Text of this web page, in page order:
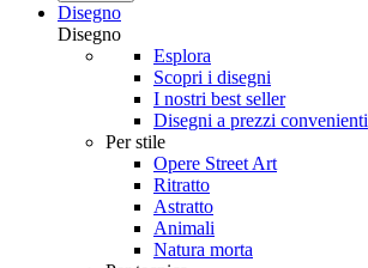
Disegno
Disegno
Esplora
Scopri i disegni
I nostri best seller
Disegni a prezzi convenienti
Per stile
Opere Street Art
Ritratto
Astratto
Animali
Natura morta